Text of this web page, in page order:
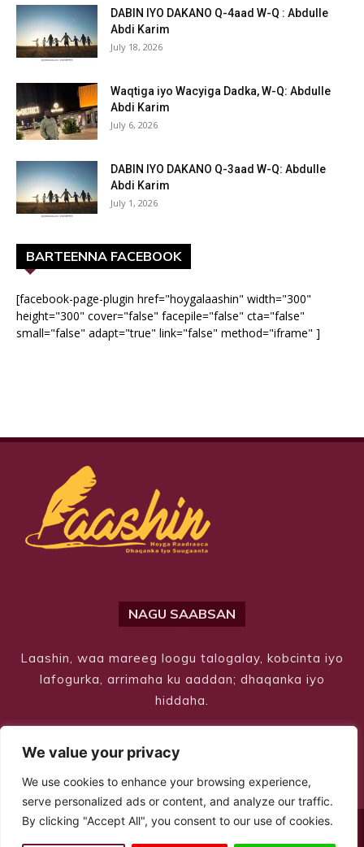
We value your privacy
We use cookies to enhance your browsing experience,
serve personalized ads or content, and analyze our traffic.
By clicking "Accept All", you consent to our use of cookies.
DABIN IYO DAKANO Q-4aad W-Q : Abdulle
Abdi Karim
July 18, 2026
Waqtiga iyo Wacyiga Dadka, W-Q: Abdulle
Abdi Karim
July 6, 2026
DABIN IYO DAKANO Q-3aad W-Q: Abdulle
Abdi Karim
July 1, 2026
BARTEENNA FACEBOOK
[facebook-page-plugin href="hoygalaashin" width="300"
height="300" cover="false" facepile="false" cta="false"
small="false" adapt="true" link="false" method="iframe" ]
NAGU SAABSAN
Laashin, waa mareeg loogu talogalay, kobcinta iyo
lafogurka, arrimaha ku aaddan; dhaqanka iyo
hiddaha.
© Copyright 2026 – Laashin. All Rights Reserved